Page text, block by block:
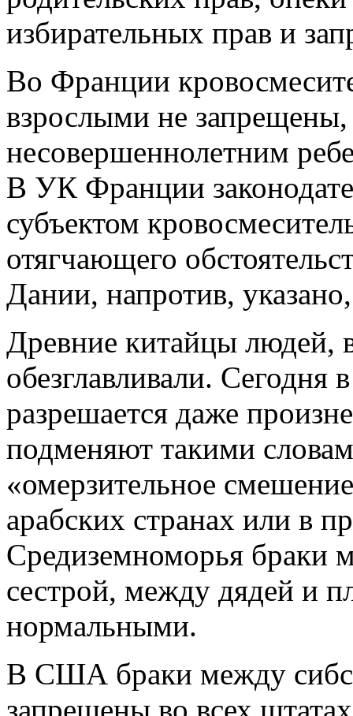
избирательных прав и
Во Франции
взрослыми не
несовершеннолетним
В УК Франции
субъектом
отягчающего
Дании, напротив,
Древние китайцы людей,
обезглавливали.
разрешается даже
подменяют такими
«омерзительное
арабских странах или в
Средиземноморья браки
сестрой, между дядей и
нормальными.
В США браки между
запрещены во всех